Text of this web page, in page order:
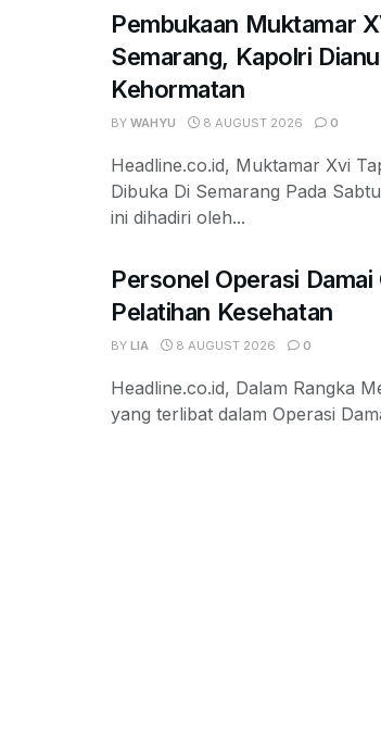
Pembukaan Muktamar
Semarang, Kapolri
Kehormatan
BY WAHYU 8 AUGUST 2026 0
Headline.co.id, Muktamar Xvi
Dibuka Di Semarang Pada
ini dihadiri oleh...
Personel Operasi
Pelatihan Kesehatan
BY LIA 8 AUGUST 2026 0
Headline.co.id, Dalam Rangka
yang terlibat dalam Operasi